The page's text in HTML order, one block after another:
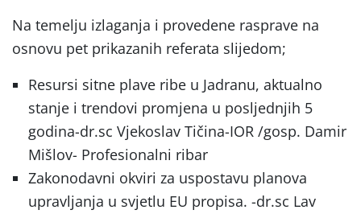
Na temelju izlaganja i provedene rasprave na
osnovu pet prikazanih referata slijedom;
Resursi sitne plave ribe u Jadranu, aktualno
stanje i trendovi promjena u posljednjih 5
godina-dr.sc Vjekoslav Tičina-IOR /gosp. Damir
Mišlov- Profesionalni ribar
Zakonodavni okviri za uspostavu planova
upravljanja u svjetlu EU propisa. -dr.sc Lav